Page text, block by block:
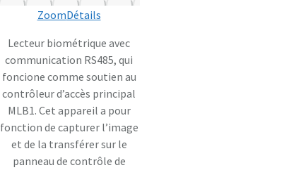
ZoomDétails
Lecteur biométrique avec
communication RS485, qui
foncione comme soutien au
contrôleur d’accès principal
MLB1. Cet appareil a pour
fonction de capturer l’image
et de la transférer sur le
panneau de contrôle de